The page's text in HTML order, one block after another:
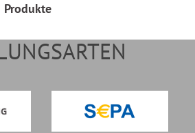
Produkte